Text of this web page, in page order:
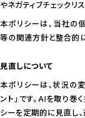
やネガティブチェックリ
本ポリシーは、当社の
等の関連方針と整合的
見直しについて
本ポリシーは、状況の
ント」です。AIを取り巻
シーを定期的に見直し、